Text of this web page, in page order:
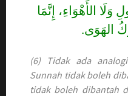
وَلَا الأَهْوَاءِ، إِنَّمَا
الهَوَى.
(6) Tidak ada
Sunnah tidak boleh
tidak boleh dibantah